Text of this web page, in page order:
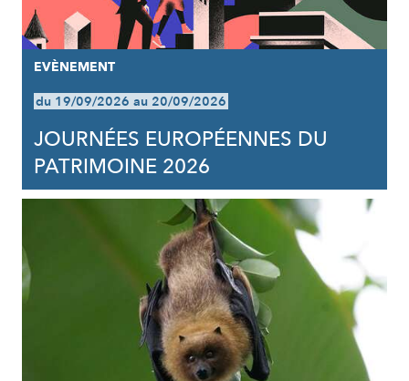
EVÈNEMENT
du 19/09/2026 au 20/09/2026
JOURNÉES EUROPÉENNES DU
PATRIMOINE 2026